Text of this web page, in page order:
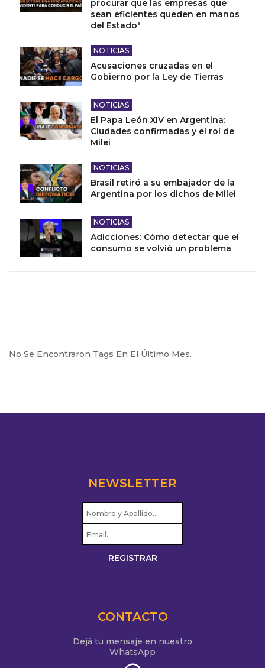
procurar que las empresas que
sean eficientes queden en manos
del Estado"
NOTICIAS
Acusaciones cruzadas en el
Gobierno por la Ley de Tierras
NOTICIAS
El Papa León XIV en Argentina:
Ciudades confirmadas y el rol de
Milei
NOTICIAS
Brasil retiró a su embajador de la
Argentina por los dichos de Milei
NOTICIAS
Adicciones: Cómo detectar que el
consumo se volvió un problema
No Se Encontraron Tags En El Último Mes.
NEWSLETTER
CONTACTO
Dejá tu mensaje en nuestro
WhatsApp